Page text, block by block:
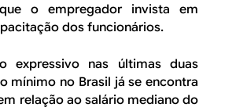
o empregador invista em
dos funcionários.
expressivo nas últimas duas
mínimo no Brasil já se encontra
relação ao salário mediano do